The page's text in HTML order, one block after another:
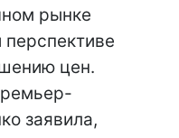
рынке
цен.
заявила,